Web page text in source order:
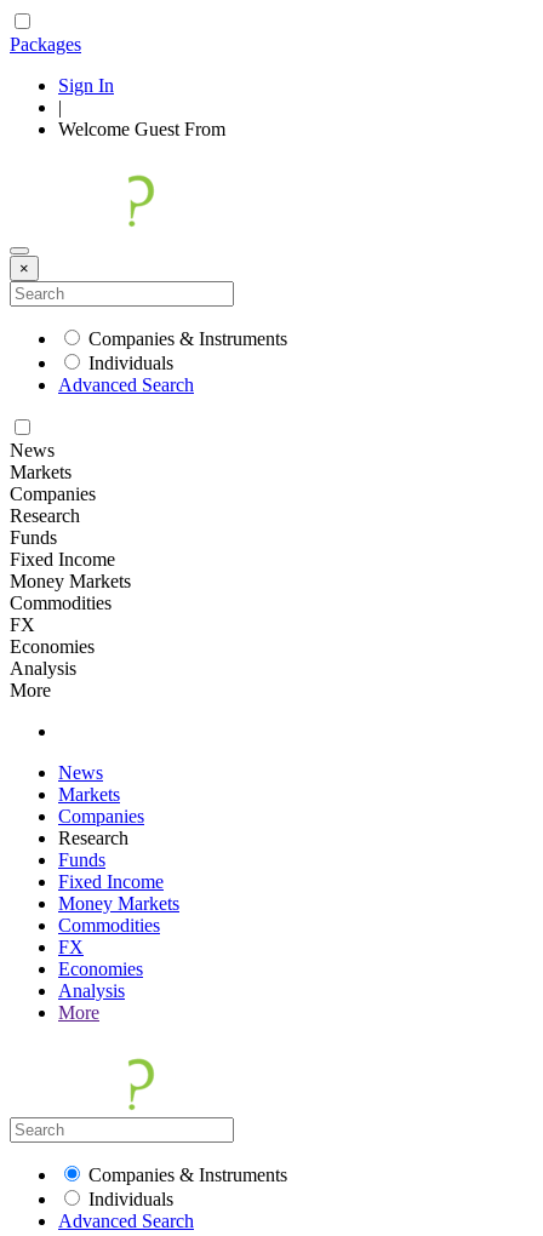
Packages
Sign In
|
Welcome Guest From
×
Companies & Instruments
Individuals
Advanced Search
News
Markets
Companies
Research
Funds
Fixed Income
Money Markets
Commodities
FX
Economies
Analysis
More
News
Markets
Companies
Research
Funds
Fixed Income
Money Markets
Commodities
FX
Economies
Analysis
More
Companies & Instruments
Individuals
Advanced Search